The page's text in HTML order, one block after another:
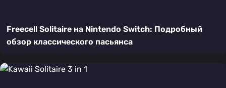
Freecell Solitaire на Nintendo Switch: Подробный
обзор классического пасьянса